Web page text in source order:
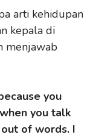
arti kehidupan
kepala di
menjawab
you
you talk
of words. I